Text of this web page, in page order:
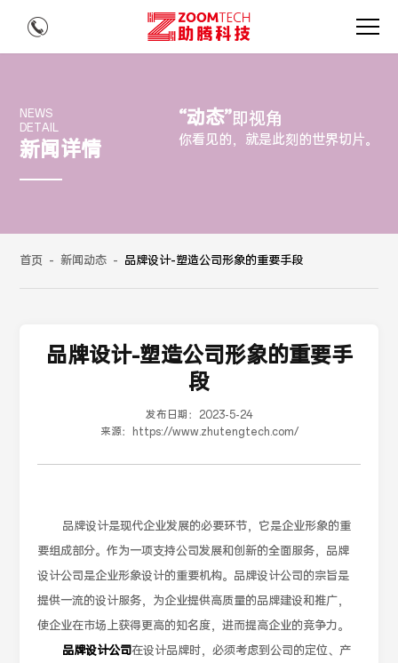
NEWS
DETAIL
新闻详情
“动态”即视角
你看见的，就是此刻的世界切片。
首页 - 新闻动态 - 品牌设计-塑造公司形象的重要手段
品牌设计-塑造公司形象的重要手
段
发布日期：
2023-5-24
来源：
https://www.zhutengtech.com/
品牌设计是现代企业发展的必要环节，它是企业形象的重
要组成部分。作为一项支持公司发展和创新的全面服务，品牌
设计公司是企业形象设计的重要机构。品牌设计公司的宗旨是
提供一流的设计服务，为企业提供高质量的品牌建设和推广，
使企业在市场上获得更高的知名度，进而提高企业的竞争力。
品牌设计公司在设计品牌时，必须考虑到公司的定位、产